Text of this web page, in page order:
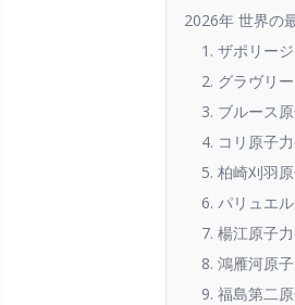
2026年 世界の
1. ザポリー
2. グラヴリ
3. ブルース
4. コリ原子
5. 柏崎刈羽
6. パリュエ
7. 楊江原子
8. 鴻雁河原
9. 福島第二